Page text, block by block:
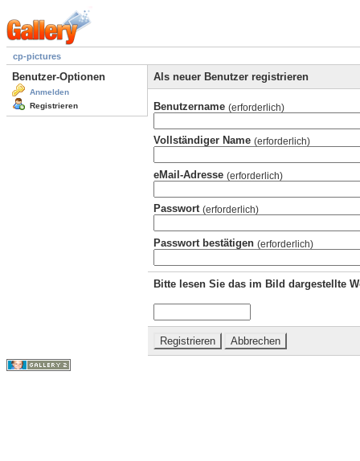
cp-pictures
Benutzer-Optionen
Anmelden
Registrieren
Als neuer Benutzer registrieren
Benutzername (erforderlich)
Vollständiger Name (erforderlich)
eMail-Adresse (erforderlich)
Passwort (erforderlich)
Passwort bestätigen (erforderlich)
Bitte lesen Sie das im Bild dargestellte